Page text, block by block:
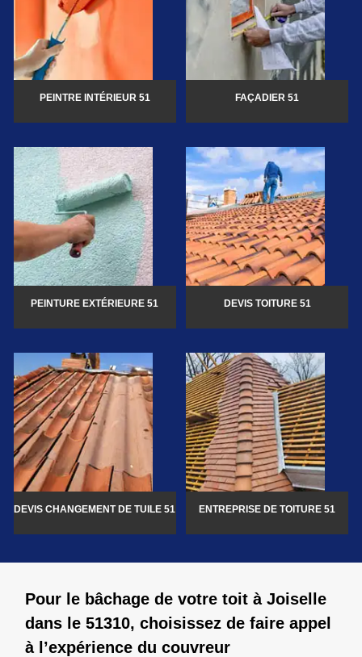
PEINTRE INTÉRIEUR 51 FAÇADIER 51
PEINTURE EXTÉRIEURE 51 DEVIS TOITURE 51
DEVIS CHANGEMENT DE TUILE 51 ENTREPRISE DE TOITURE 51
Pour le bâchage de votre toit à Joiselle
dans le 51310, choisissez de faire appel
à l’expérience du couvreur